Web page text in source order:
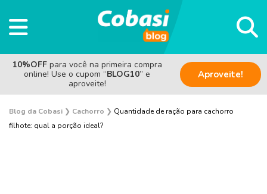
10%OFF para você na primeira compra
online! Use o cupom “BLOG10” e
aproveite!
Aproveite!
Blog da Cobasi ❯ Cachorro ❯ Quantidade de ração para cachorro
filhote: qual a porção ideal?